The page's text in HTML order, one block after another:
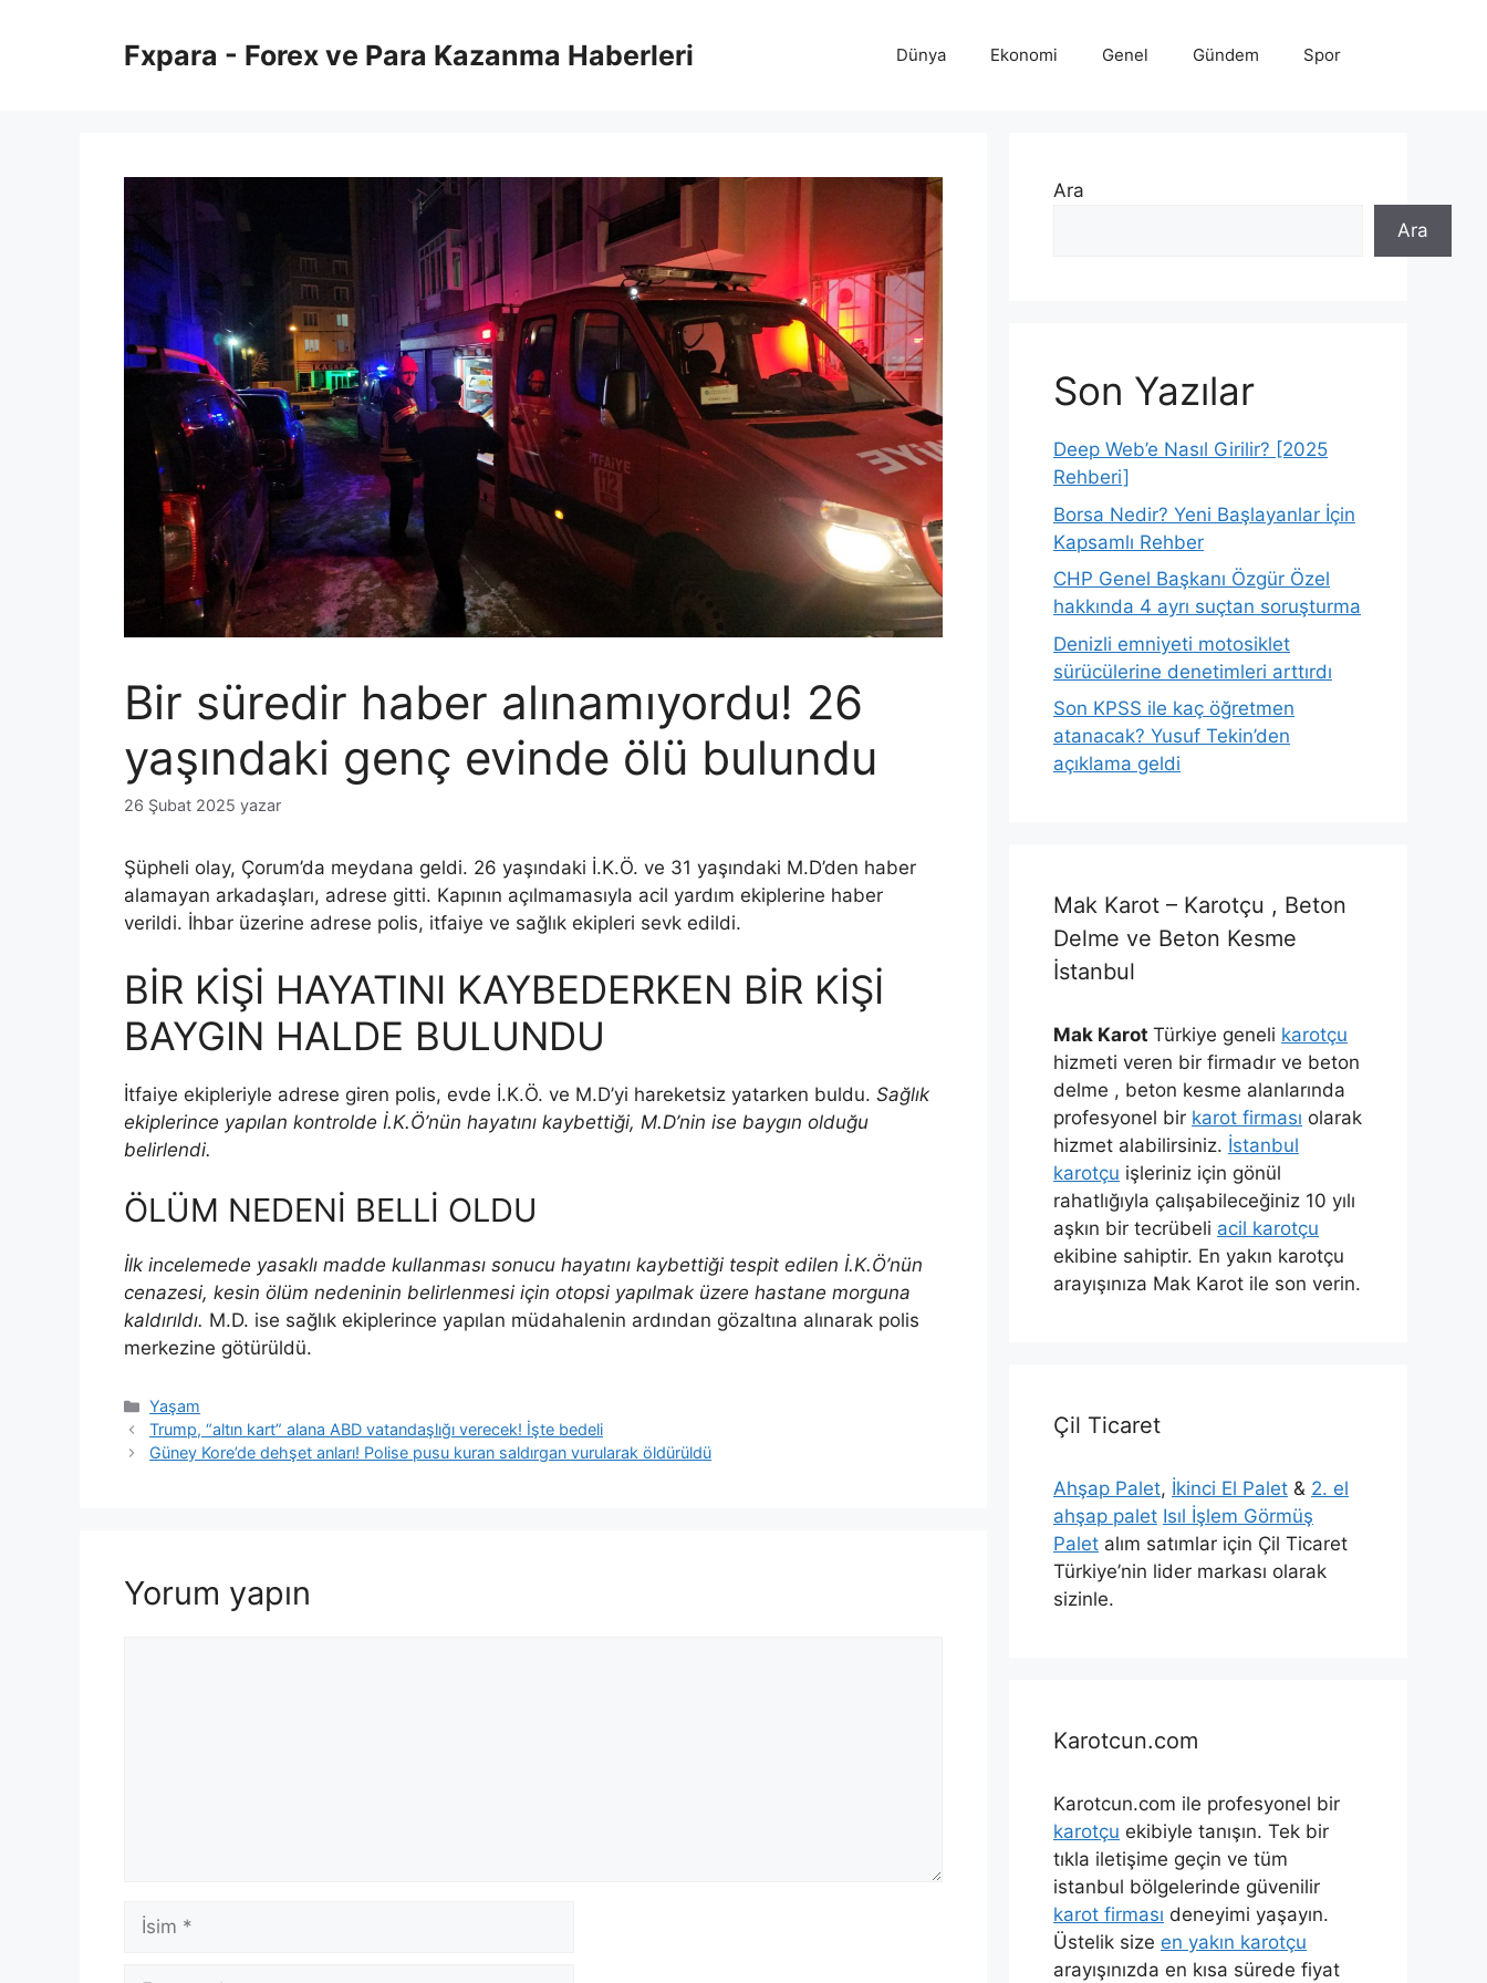
Fxpara - Forex ve Para Kazanma Haberleri Dünya Ekonomi Genel Gündem Spor
Bir süredir haber alınamıyordu! 26
yaşındaki genç evinde ölü bulundu
26 Şubat 2025 yazar
Şüpheli olay, Çorum’da meydana geldi. 26 yaşındaki İ.K.Ö. ve 31 yaşındaki M.D’den haber
alamayan arkadaşları, adrese gitti. Kapının açılmamasıyla acil yardım ekiplerine haber
verildi. İhbar üzerine adrese polis, itfaiye ve sağlık ekipleri sevk edildi.
BİR KİŞİ HAYATINI KAYBEDERKEN BİR KİŞİ
BAYGIN HALDE BULUNDU
İtfaiye ekipleriyle adrese giren polis, evde İ.K.Ö. ve M.D’yi hareketsiz yatarken buldu. Sağlık
ekiplerince yapılan kontrolde İ.K.Ö’nün hayatını kaybettiği, M.D’nin ise baygın olduğu
belirlendi.
ÖLÜM NEDENİ BELLİ OLDU
İlk incelemede yasaklı madde kullanması sonucu hayatını kaybettiği tespit edilen İ.K.Ö’nün
cenazesi, kesin ölüm nedeninin belirlenmesi için otopsi yapılmak üzere hastane morguna
kaldırıldı. M.D. ise sağlık ekiplerince yapılan müdahalenin ardından gözaltına alınarak polis
merkezine götürüldü.
Kategoriler
Yaşam
Trump, “altın kart” alana ABD vatandaşlığı verecek! İşte bedeli
Güney Kore’de dehşet anları! Polise pusu kuran saldırgan vurularak öldürüldü
Yorum yapın
İsim
Ara
Ara
Son Yazılar
Deep Web’e Nasıl Girilir? [2025
Rehberi]
Borsa Nedir? Yeni Başlayanlar İçin
Kapsamlı Rehber
CHP Genel Başkanı Özgür Özel
hakkında 4 ayrı suçtan soruşturma
Denizli emniyeti motosiklet
sürücülerine denetimleri arttırdı
Son KPSS ile kaç öğretmen
atanacak? Yusuf Tekin’den
açıklama geldi
Mak Karot – Karotçu , Beton
Delme ve Beton Kesme
İstanbul
Mak Karot Türkiye geneli karotçu
hizmeti veren bir firmadır ve beton
delme , beton kesme alanlarında
profesyonel bir karot firması olarak
hizmet alabilirsiniz. İstanbul
karotçu işleriniz için gönül
rahatlığıyla çalışabileceğiniz 10 yılı
aşkın bir tecrübeli acil karotçu
ekibine sahiptir. En yakın karotçu
arayışınıza Mak Karot ile son verin.
Çil Ticaret
Ahşap Palet, İkinci El Palet & 2. el
ahşap palet Isıl İşlem Görmüş
Palet alım satımlar için Çil Ticaret
Türkiye’nin lider markası olarak
sizinle.
Karotcun.com
Karotcun.com ile profesyonel bir
karotçu ekibiyle tanışın. Tek bir
tıkla iletişime geçin ve tüm
istanbul bölgelerinde güvenilir
karot firması deneyimi yaşayın.
Üstelik size en yakın karotçu
arayışınızda en kısa sürede fiyat